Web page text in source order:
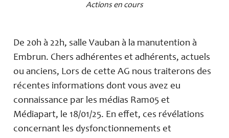
Actions en cours
De 20h à 22h, salle Vauban à la manutention à
Embrun. Chers adhérentes et adhérents, actuels
ou anciens, Lors de cette AG nous traiterons des
récentes informations dont vous avez eu
connaissance par les médias Ram05 et
Médiapart, le 18/01/25. En effet, ces révélations
concernant les dysfonctionnements et